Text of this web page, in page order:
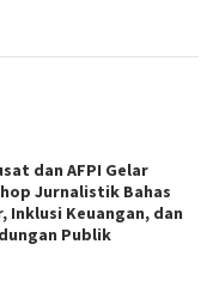
dan AFPI Gelar
Jurnalistik Bahas
Inklusi Keuangan, dan
Publik